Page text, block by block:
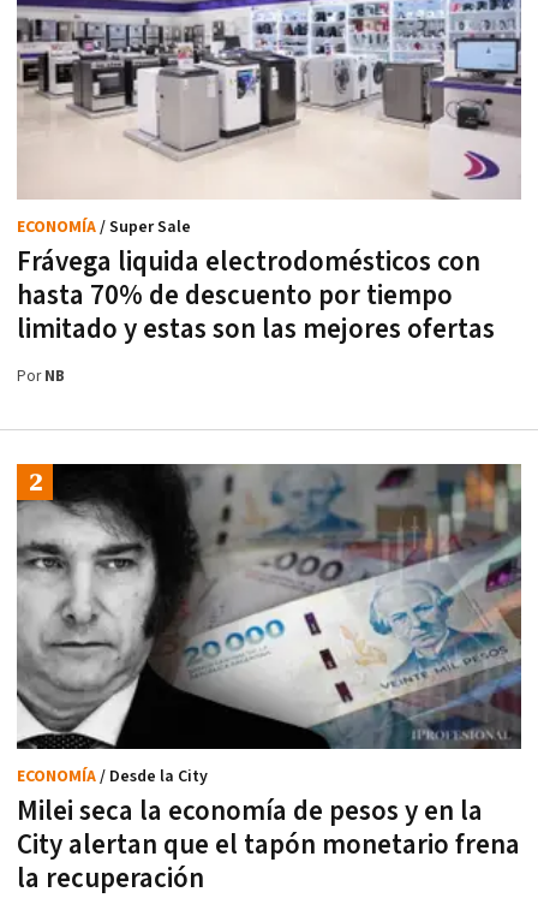
Frávega liquida electrodomésticos con
hasta 70% de descuento por tiempo
limitado y estas son las mejores ofertas
ECONOMÍA/ Super Sale
PorNB
Milei seca la economía de pesos y en la
City alertan que el tapón monetario frena
la recuperación
ECONOMÍA/ Desde la City